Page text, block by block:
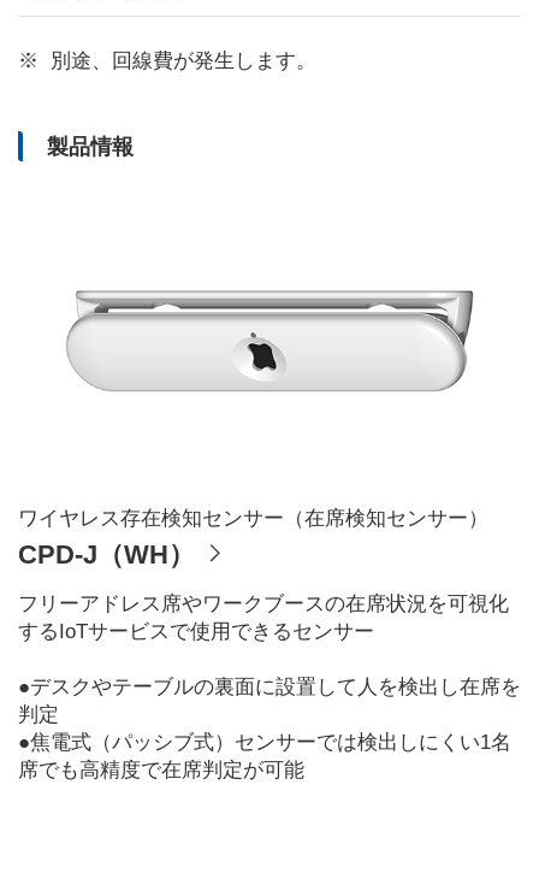
別途、回線費が発生します。
製品情報
ワイヤレス存在検知センサー（在席検知センサー）
CPD-J（WH）
フリーアドレス席やワークブースの在席状況を可視化
するIoTサービスで使用できるセンサー
●デスクやテーブルの裏面に設置して人を検出し在席を
判定
●焦電式（パッシブ式）センサーでは検出しにくい1名
席でも高精度で在席判定が可能